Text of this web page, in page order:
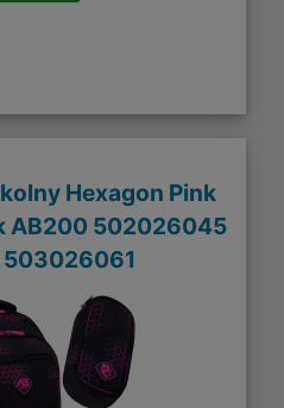
Hexagon Pink
AB200 502026045
503026061